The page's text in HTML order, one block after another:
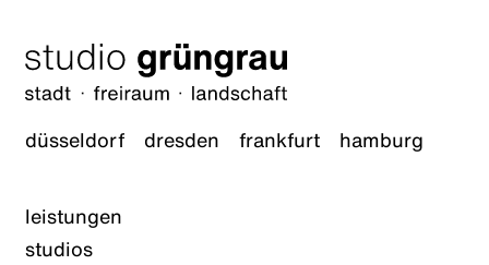
düsseldorf dresden frankfurt hamburg
leistungen
studios